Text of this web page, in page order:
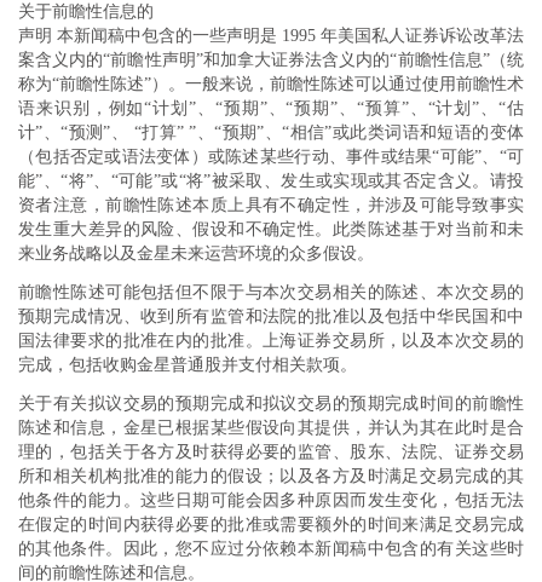
关于前瞻性信息的
声明 本新闻稿中包含的一些声明是 1995 年美国私人证券诉讼改革法
案含义内的“前瞻性声明”和加拿大证券法含义内的“前瞻性信息”（统
称为“前瞻性陈述”）。一般来说，前瞻性陈述可以通过使用前瞻性术
语来识别，例如“计划”、“预期”、“预期”、“预算”、“计划”、“估
计”、“预测”、 “打算” ”、“预期”、“相信”或此类词语和短语的变体
（包括否定或语法变体）或陈述某些行动、事件或结果“可能”、“可
能”、“将”、“可能”或“将”被采取、发生或实现或其否定含义。请投
资者注意，前瞻性陈述本质上具有不确定性，并涉及可能导致事实
发生重大差异的风险、假设和不确定性。此类陈述基于对当前和未
来业务战略以及金星未来运营环境的众多假设。
前瞻性陈述可能包括但不限于与本次交易相关的陈述、本次交易的
预期完成情况、收到所有监管和法院的批准以及包括中华民国和中
国法律要求的批准在内的批准。上海证券交易所，以及本次交易的
完成，包括收购金星普通股并支付相关款项。
关于有关拟议交易的预期完成和拟议交易的预期完成时间的前瞻性
陈述和信息，金星已根据某些假设向其提供，并认为其在此时是合
理的，包括关于各方及时获得必要的监管、股东、法院、证券交易
所和相关机构批准的能力的假设；以及各方及时满足交易完成的其
他条件的能力。这些日期可能会因多种原因而发生变化，包括无法
在假定的时间内获得必要的批准或需要额外的时间来满足交易完成
的其他条件。因此，您不应过分依赖本新闻稿中包含的有关这些时
间的前瞻性陈述和信息。